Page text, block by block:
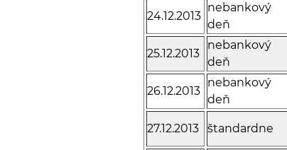
24.12.2013
nebankový
deň
25.12.2013
nebankový
deň
26.12.2013
nebankový
deň
27.12.2013 štandardne